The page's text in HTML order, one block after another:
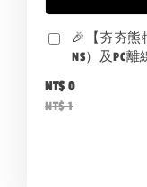
🎉【夯夯熊
NS）及PC離
NT$ 0
NT$ 1